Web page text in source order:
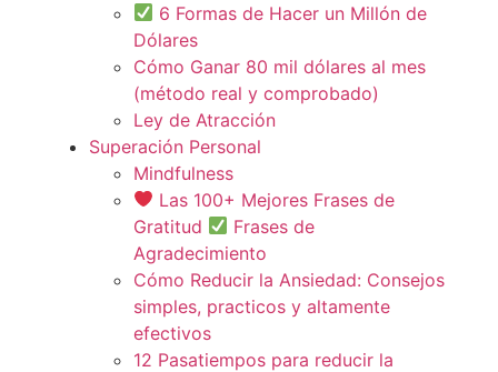
6 Formas de Hacer un Millón de
Dólares
Cómo Ganar 80 mil dólares al mes
(método real y comprobado)
Ley de Atracción
Superación Personal
Mindfulness
Las 100+ Mejores Frases de
Gratitud
Frases de
Agradecimiento
Cómo Reducir la Ansiedad: Consejos
simples, practicos y altamente
efectivos
12 Pasatiempos para reducir la